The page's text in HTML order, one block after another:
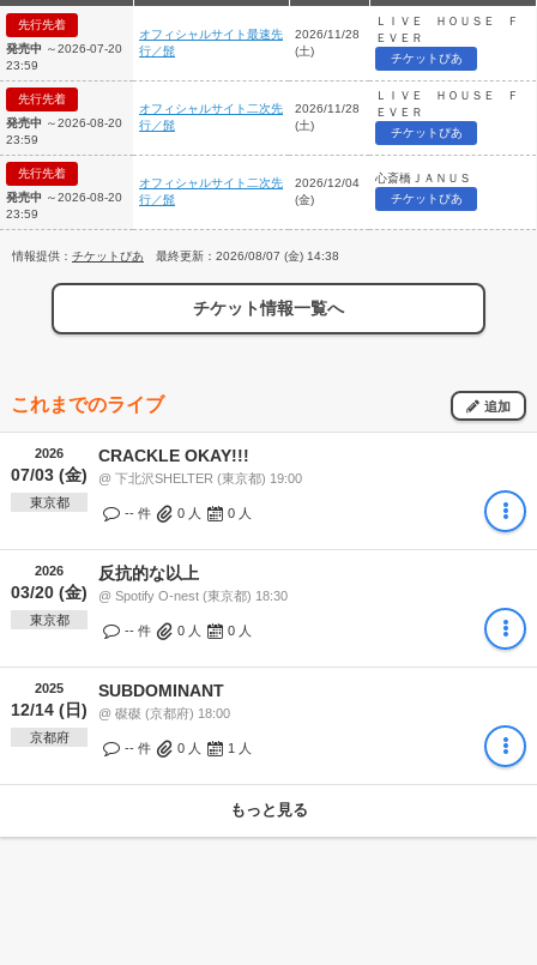
先行先着
発売中 ～2026-07-20
23:59
オフィシャルサイト最速先
行／髭
2026/11/28
(土)
ＬＩＶＥ ＨＯＵＳＥ Ｆ
ＥＶＥＲ
チケットぴあ
先行先着
発売中 ～2026-08-20
23:59
オフィシャルサイト二次先
行／髭
2026/11/28
(土)
ＬＩＶＥ ＨＯＵＳＥ Ｆ
ＥＶＥＲ
チケットぴあ
先行先着
発売中 ～2026-08-20
23:59
オフィシャルサイト二次先
行／髭
2026/12/04
(金)
心斎橋ＪＡＮＵＳ
チケットぴあ
情報提供： チケットぴあ 最終更新：2026/08/07 (金) 14:38
チケット情報一覧へ
これまでのライブ 追加
2026
07/03 (金)
東京都
CRACKLE OKAY!!!
@ 下北沢SHELTER (東京都) 19:00
-- 件 0 人 0 人
2026
03/20 (金)
東京都
反抗的な以上
@ Spotify O-nest (東京都) 18:30
-- 件 0 人 0 人
2025
12/14 (日)
京都府
SUBDOMINANT
@ 磔磔 (京都府) 18:00
-- 件 0 人 1 人
もっと見る